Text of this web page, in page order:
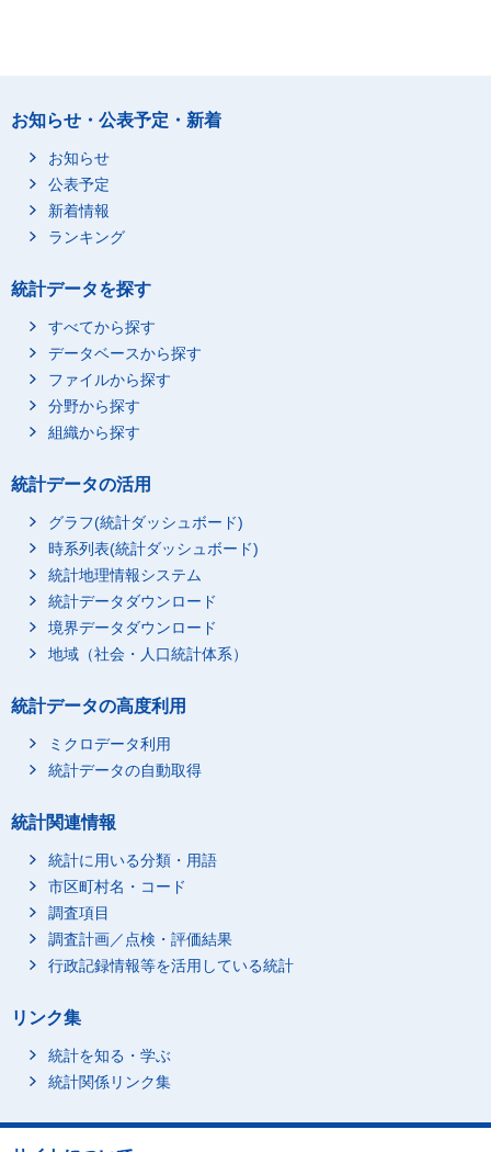
お知らせ・公表予定・新着
お知らせ
公表予定
新着情報
ランキング
統計データを探す
すべてから探す
データベースから探す
ファイルから探す
分野から探す
組織から探す
統計データの活用
グラフ(統計ダッシュボード)
時系列表(統計ダッシュボード)
統計地理情報システム
統計データダウンロード
境界データダウンロード
地域（社会・人口統計体系）
統計データの高度利用
ミクロデータ利用
統計データの自動取得
統計関連情報
統計に用いる分類・用語
市区町村名・コード
調査項目
調査計画／点検・評価結果
行政記録情報等を活用している統計
リンク集
統計を知る・学ぶ
統計関係リンク集